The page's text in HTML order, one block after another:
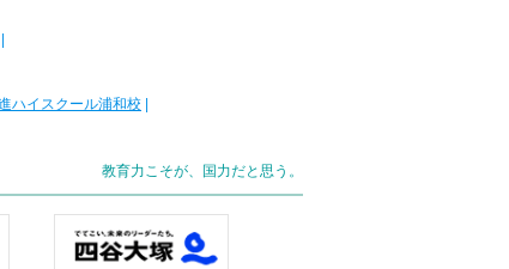
ハイスクール浦和校
教育力こそが、国力だと思う。